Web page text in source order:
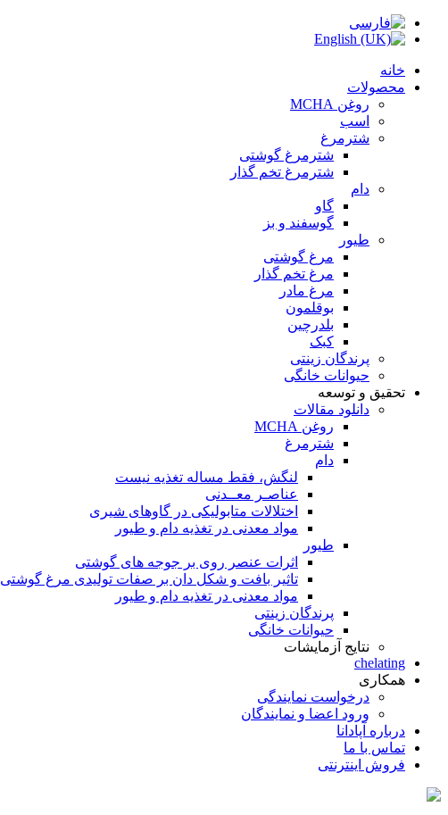
خانه
محصولات
روغن MCHA
اسب
شترمرغ
شترمرغ گوشتی
شترمرغ تخم گذار
دام
گاو
گوسفند و بز
طیور
مرغ گوشتی
مرغ تخم گذار
مرغ مادر
بوقلمون
بلدرچین
کبک
پرندگان زینتی
حیوانات خانگی
تحقیق و توسعه
دانلود مقالات
روغن MCHA
شترمرغ
دام
لنگش، فقط مساله تغذیه نیست
عناصـر معــدنی
اختلالات متابولیکی در گاوهای شیری
مواد معدنی در تغذیه دام و طیور
طیور
اثرات عنصر روی بر جوجه های گوشتی
تاثیر بافت و شکل دان بر صفات تولیدی مرغ گوشتی
مواد معدنی در تغذیه دام و طیور
پرندگان زینتی
حیوانات خانگی
نتایج آزمایشات
chelating
همکاری
درخواست نمایندگی
ورود اعضا و نمایندگان
درباره آپادانا
تماس با ما
فروش اینترنتی